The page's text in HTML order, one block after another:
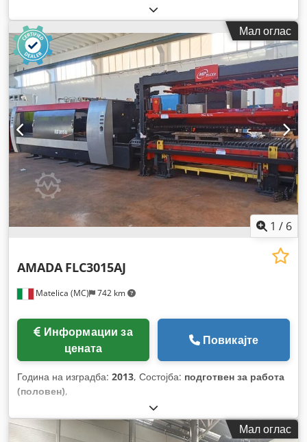
Мал оглас
1 / 6
Matelica (MC) 742 km
AMADA FLC3015AJ
цената
Повикајте
Година на изградба: 2013, Состојба: подготвен за работа
(половен),
Мал оглас